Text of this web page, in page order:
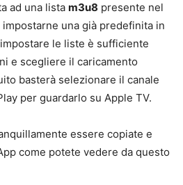
ad una lista m3u8 presente nel
una già predefinita in
le liste è sufficiente
e scegliere il caricamento
basterà selezionare il canale
per guardarlo su Apple TV.
essere copiate e
come potete vedere da questo